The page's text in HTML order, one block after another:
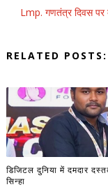
Lmp. गणतंत्र दिवस पर
RELATED POSTS:
डिजिटल दुनिया में दमदार
सिन्हा